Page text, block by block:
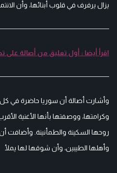
يزال يرفرف في قلوب أبنائها، وأن
اقرأ أيضا : أول تعليق من أصالة على
وأشارت أصالة أن سوريا حاضرة في كل
وكرامتها، ووصفتها بأنها الأغنية
روحها السكينة والطمأنينة. وأضافت
وأهلها الطيبين، وأن شوقها لها يملأ